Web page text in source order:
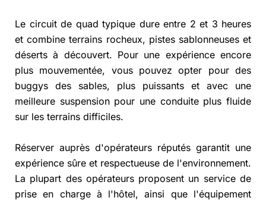
Le circuit de quad typique dure entre 2 et 3 heures
et combine terrains rocheux, pistes sablonneuses et
déserts à découvert. Pour une expérience encore
plus mouvementée, vous pouvez opter pour des
buggys des sables, plus puissants et avec une
meilleure suspension pour une conduite plus fluide
sur les terrains difficiles.
Réserver auprès d'opérateurs réputés garantit une
expérience sûre et respectueuse de l'environnement.
La plupart des opérateurs proposent un service de
prise en charge à l'hôtel, ainsi que l'équipement